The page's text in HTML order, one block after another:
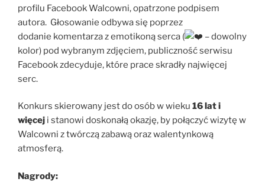
profilu Facebook Walcowni, opatrzone podpisem
autora. Głosowanie odbywa się poprzez
dodanie komentarza z emotikoną serca (
– dowolny
kolor) pod wybranym zdjęciem, publiczność serwisu
Facebook zdecyduje, które prace skradły najwięcej
serc.
Konkurs skierowany jest do osób w wieku 16 lat i
więcej i stanowi doskonałą okazję, by połączyć wizytę w
Walcowni z twórczą zabawą oraz walentynkową
atmosferą.
Nagrody: